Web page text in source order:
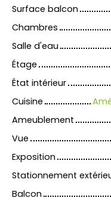
Surface balcon
Chambres
Salle d'eau
Étage
État intérieur
Cuisine
Ameublement
Vue
Exposition
Stationnement
Balcon